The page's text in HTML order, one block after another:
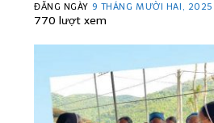
ĐĂNG NGÀY 9 THÁNG MƯỜI HAI, 2025
770 lượt xem